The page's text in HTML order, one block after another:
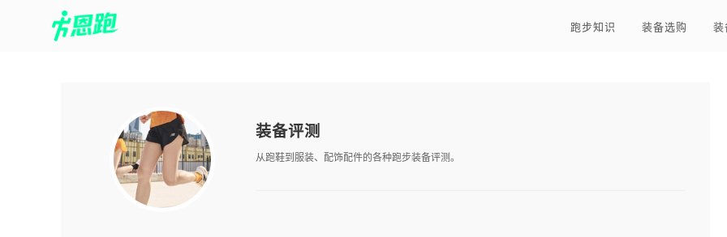
跑步知识 装备选购
装备评测
从跑鞋到服装、配饰配件的各种跑步装备评测。